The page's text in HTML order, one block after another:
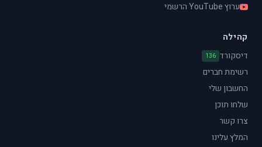
ערוץ YouTube הרשמי
קהילה
דיסקורד 136
רשימת חברים
החשבון שלי
שלחו תוכן
צרו קשר
המלץ עלינו